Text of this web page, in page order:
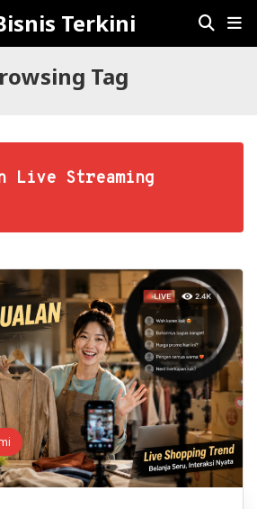
Terkini
Tag
Live Streaming